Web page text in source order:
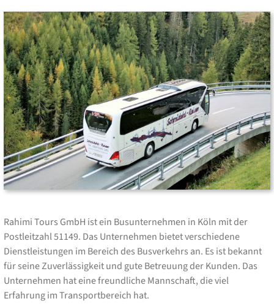
Rahimi Tours GmbH ist ein Busunternehmen in Köln mit der
Postleitzahl 51149. Das Unternehmen bietet verschiedene
Dienstleistungen im Bereich des Busverkehrs an. Es ist bekannt
für seine Zuverlässigkeit und gute Betreuung der Kunden. Das
Unternehmen hat eine freundliche Mannschaft, die viel
Erfahrung im Transportbereich hat.